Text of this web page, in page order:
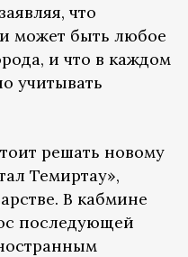
что
может быть любое
и что в каждом
учитывать
решать новому
Темиртау»,
В кабмине
последующей